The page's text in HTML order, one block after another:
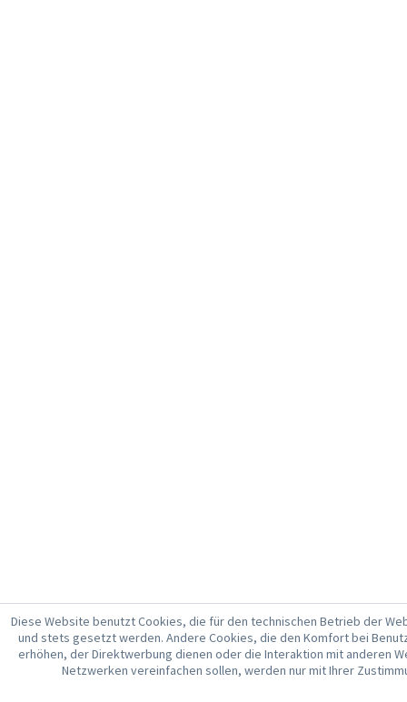
Diese Website benutzt Cookies, die für den technischen Betrieb der
und stets gesetzt werden. Andere Cookies, die den Komfort bei
erhöhen, der Direktwerbung dienen oder die Interaktion mit anderen
Netzwerken vereinfachen sollen, werden nur mit Ihrer